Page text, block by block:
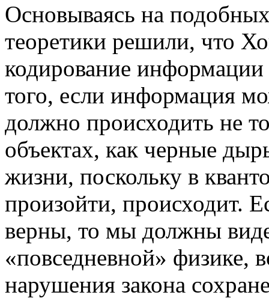
Основываясь на
теоретики решили, что
кодирование
того, если информация
должно происходить не
объектах, как черные
жизни, поскольку в
произойти, происходит.
верны, то мы должны
«повседневной» физике,
нарушения закона